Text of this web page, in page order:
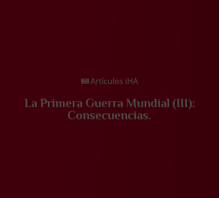
Artículos iHA
La Primera Guerra Mundial (III):
Consecuencias.